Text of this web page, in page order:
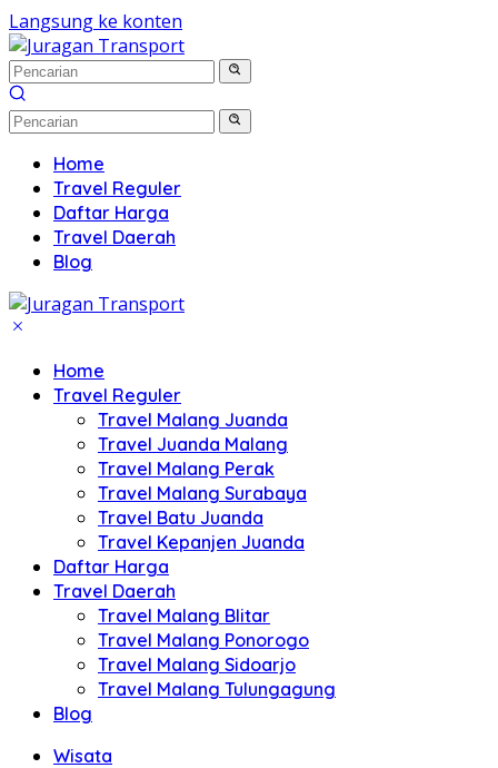
Langsung ke konten
Home
Travel Reguler
Daftar Harga
Travel Daerah
Blog
Home
Travel Reguler
Travel Malang Juanda
Travel Juanda Malang
Travel Malang Perak
Travel Malang Surabaya
Travel Batu Juanda
Travel Kepanjen Juanda
Daftar Harga
Travel Daerah
Travel Malang Blitar
Travel Malang Ponorogo
Travel Malang Sidoarjo
Travel Malang Tulungagung
Blog
Wisata